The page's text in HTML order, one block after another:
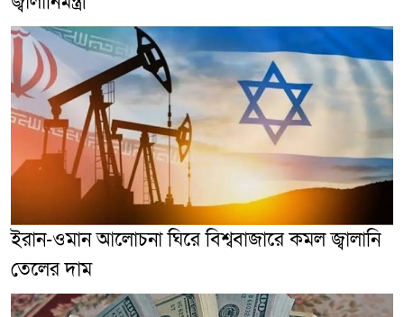
ইরান-ওমান আলোচনা ঘিরে বিশ্ববাজারে কমল জ্বালানি
তেলের দাম